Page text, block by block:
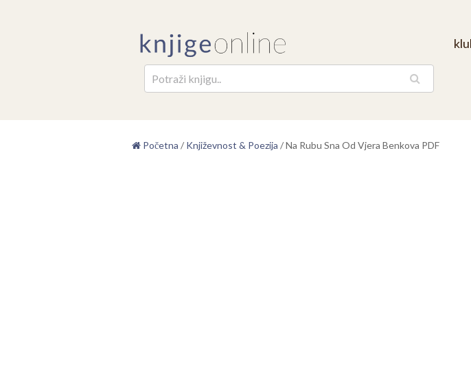
Početna / Književnost & Poezija /Na Rubu Sna Od Vjera Benkova PDF